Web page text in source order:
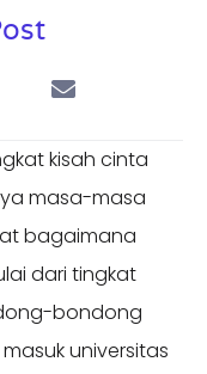
kisah cinta
masa-masa
bagaimana
dari tingkat
bondong
universitas